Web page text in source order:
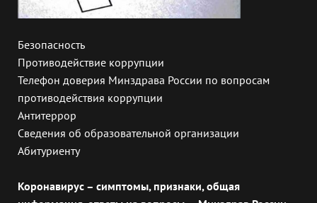
Безопасность
Противодействие коррупции
Телефон доверия Минздрава России по вопросам
противодействия коррупции
Антитеррор
Сведения об образовательной организации
Абитуриенту
Коронавирус – симптомы, признаки, общая